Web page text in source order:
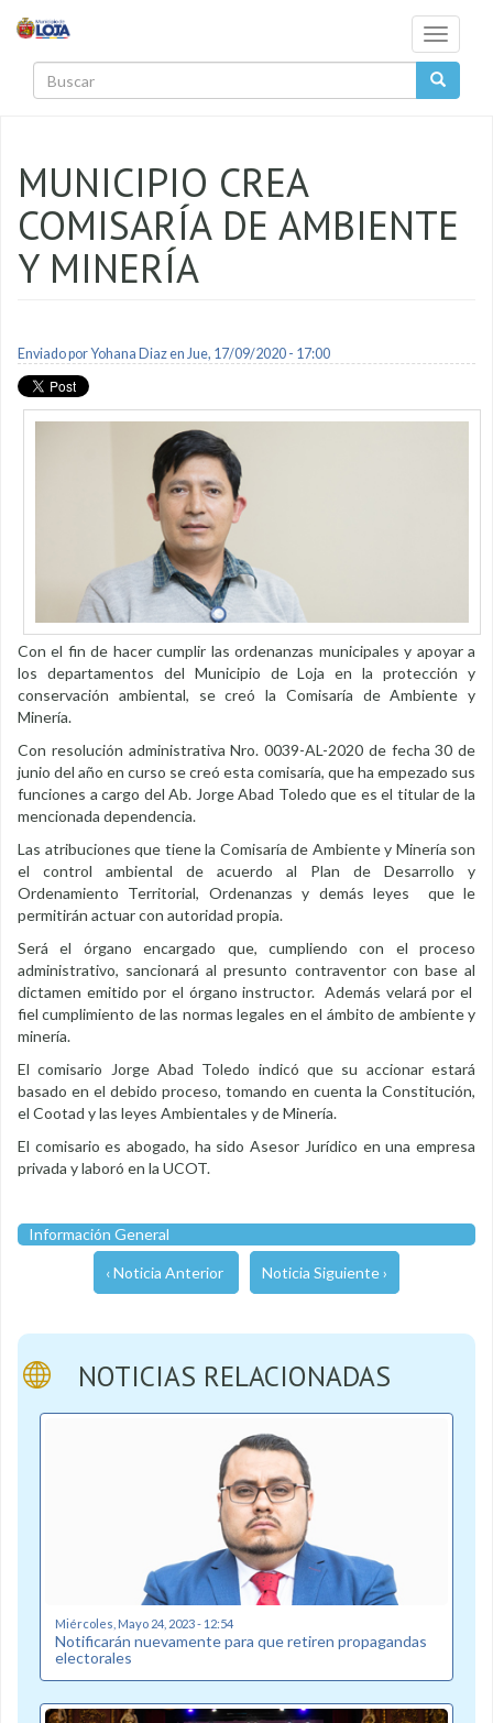
Toggle
MUNICIPIO CREA
COMISARÍA DE AMBIENTE
Y MINERÍA
Enviado porYohana Diazen Jue, 17/09/2020 - 17:00
Con el fin de hacer cumplir las ordenanzas municipales y apoyar a
los departamentos del Municipio de Loja en la protección y
conservación ambiental, se creó la Comisaría de Ambiente y
Minería.
Con resolución administrativa Nro. 0039-AL-2020 de fecha 30 de
junio del año en curso se creó esta comisaría, que ha empezado sus
funciones a cargo del Ab. Jorge Abad Toledo que es el titular de la
mencionada dependencia.
Las atribuciones que tiene la Comisaría de Ambiente y Minería son
el control ambiental de acuerdo al Plan de Desarrollo y
Ordenamiento Territorial, Ordenanzas y demás leyes que le
permitirán actuar con autoridad propia.
Será el órgano encargado que, cumpliendo con el proceso
administrativo, sancionará al presunto contraventor con base al
dictamen emitido por el órgano instructor. Además velará por el
fiel cumplimiento de las normas legales en el ámbito de ambiente y
minería.
El comisario Jorge Abad Toledo indicó que su accionar estará
basado en el debido proceso, tomando en cuenta la Constitución,
el Cootad y las leyes Ambientales y de Minería.
El comisario es abogado, ha sido Asesor Jurídico en una empresa
privada y laboró en la UCOT.
Información General
‹ Noticia Anterior Noticia Siguiente ›
NOTICIAS RELACIONADAS
Miércoles, Mayo 24, 2023 - 12:54
Notificarán nuevamente para que retiren propagandas
electorales